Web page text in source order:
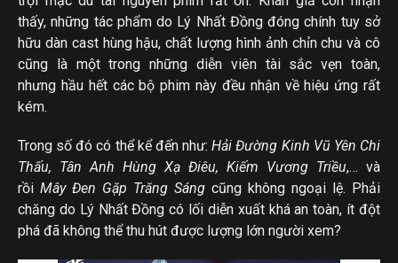
thấy, những tác phẩm do Lý Nhất Đồng đóng chính tuy sở
hữu dàn cast hùng hậu, chất lượng hình ảnh chỉn chu và cô
cũng là một trong những diễn viên tài sắc vẹn toàn,
nhưng hầu hết các bộ phim này đều nhận về hiệu ứng rất
kém.
Trong số đó có thể kể đến như:Hải Đường Kinh Vũ Yên Chi
Thấu, Tân Anh Hùng Xạ Điêu, Kiếm Vương Triều,… và
rồi Mây Đen Gặp Trăng Sáng cũng không ngoại lệ. Phải
chăng do Lý Nhất Đồng có lối diễn xuất khá an toàn, ít đột
phá đã không thể thu hút được lượng lớn người xem?